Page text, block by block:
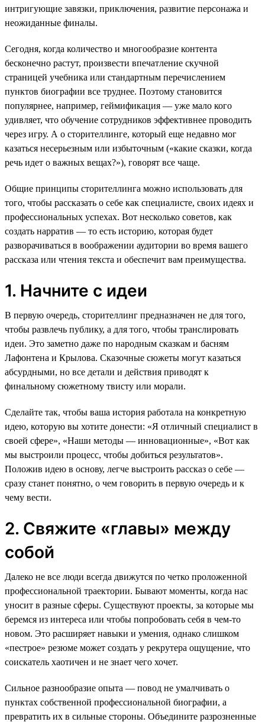
интригующие завязки, приключения, развитие персонажа и
неожиданные финалы.
Сегодня, когда количество и многообразие контента
бесконечно растут, произвести впечатление скучной
страницей учебника или стандартным перечислением
пунктов биографии все труднее. Поэтому становится
популярнее, например, геймификация — уже мало кого
удивляет, что обучение сотрудников эффективнее проводить
через игру. А о сторителлинге, который еще недавно мог
казаться несерьезным или избыточным («какие сказки, когда
речь идет о важных вещах?»), говорят все чаще.
Общие принципы сторителлинга можно использовать для
того, чтобы рассказать о себе как специалисте, своих идеях и
профессиональных успехах. Вот несколько советов, как
создать нарратив — то есть историю, которая будет
разворачиваться в воображении аудитории во время вашего
рассказа или чтения текста и обеспечит вам преимущества.
1. Начните с идеи
В первую очередь, сторителлинг предназначен не для того,
чтобы развлечь публику, а для того, чтобы транслировать
идеи. Это заметно даже по народным сказкам и басням
Лафонтена и Крылова. Сказочные сюжеты могут казаться
абсурдными, но все детали и действия приводят к
финальному сюжетному твисту или морали.
Сделайте так, чтобы ваша история работала на конкретную
идею, которую вы хотите донести: «Я отличный специалист в
своей сфере», «Наши методы — инновационные», «Вот как
мы выстроили процесс, чтобы добиться результатов».
Положив идею в основу, легче выстроить рассказ о себе —
сразу станет понятно, о чем говорить в первую очередь и к
чему вести.
2. Свяжите «главы» между
собой
Далеко не все люди всегда движутся по четко проложенной
профессиональной траектории. Бывают моменты, когда нас
уносит в разные сферы. Существуют проекты, за которые мы
беремся из интереса или чтобы попробовать себя в чем-то
новом. Это расширяет навыки и умения, однако слишком
«пестрое» резюме может создать у рекрутера ощущение, что
соискатель хаотичен и не знает чего хочет.
Сильное разнообразие опыта — повод не умалчивать о
пунктах собственной профессиональной биографии, а
превратить их в сильные стороны. Объедините разрозненные